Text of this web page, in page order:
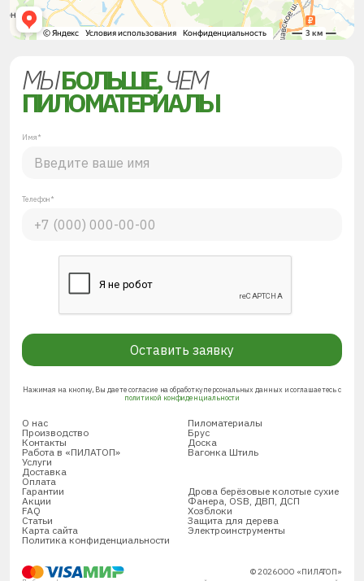
МЫБОЛЬШЕ,ЧЕМ
ПИЛОМАТЕРИАЛЫ
Имя*
Телефон*
Оставить заявку
Нажимая на кнопку, Вы даете согласие на обработку персональных данных и соглашаетесь с
политикой конфиденциальности
О нас
Производство
Контакты
Работа в «ПИЛАТОП»
Услуги
Доставка
Оплата
Гарантии
Акции
FAQ
Статьи
Карта сайта
Политика конфиденциальности
Пиломатериалы
Брус
Доска
Вагонка Штиль
Дрова берёзовые колотые сухие
Фанера, OSB, ДВП, ДСП
Хозблоки
Защита для дерева
Электроинструменты
© 2026 ООО «ПИЛАТОП»